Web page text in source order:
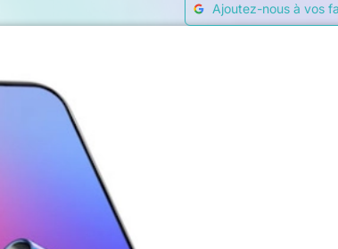
Ajoutez-nous à vos